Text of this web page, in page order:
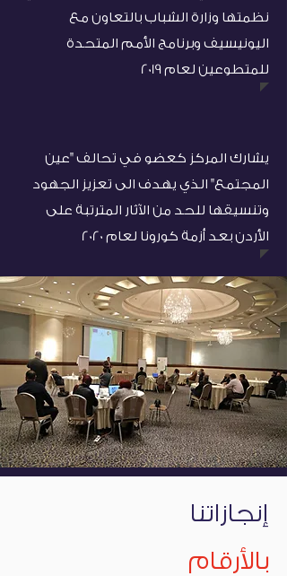
نظمتها وزارة الشباب بالتعاون مع
اليونيسيف وبرنامج الأمم المتحدة
للمتطوعين لعام 2019
يشارك المركز كعضو في تحالف "عين
المجتمع" الذي يهدف الى تعزيز الجهود
وتنسيقها للحد من الآثار المترتبة على
الأردن بعد أزمة كورونا لعام 2020
إنجازاتنا
بالأرقام